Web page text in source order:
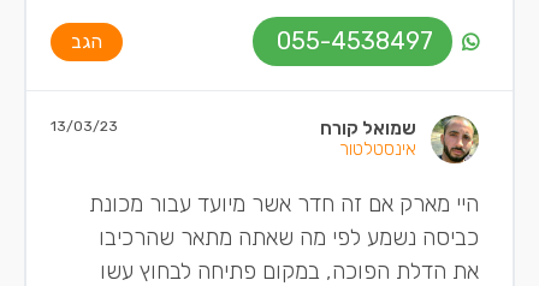
055-4538497 הגב
שמואל קורח
אינסטלטור
13/03/23
היי מארק אם זה חדר אשר מיועד עבור מכונת
כביסה נשמע לפי מה שאתה מתאר שהרכיבו
את הדלת הפוכה, במקום פתיחה לבחוץ עשו